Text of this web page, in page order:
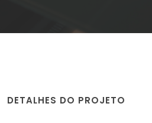
DETALHES DO PROJETO